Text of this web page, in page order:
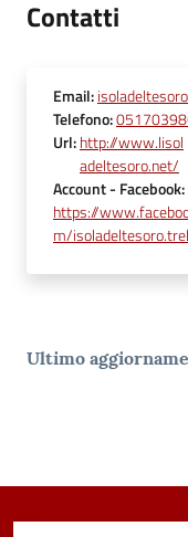
Contatti
Email:
Telefono:
Url:http://www.lisol
adeltesoro.net/
Account- Facebook:
https://
m/
Ultimo